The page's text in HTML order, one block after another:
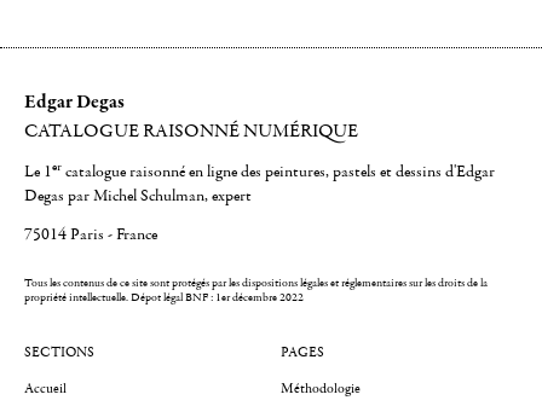
Edgar Degas
CATALOGUE RAISONNÉ NUMÉRIQUE
Le 1er catalogue raisonné en ligne des peintures, pastels et dessins d'Edgar
Degas par Michel Schulman, expert
75014 Paris - France
Tous les contenus de ce site sont protégés par les dispositions légales et réglementaires sur les droits de la
propriété intellectuelle.Dépot légal BNF : 1er décembre 2022
SECTIONS
Accueil
PAGES
Méthodologie